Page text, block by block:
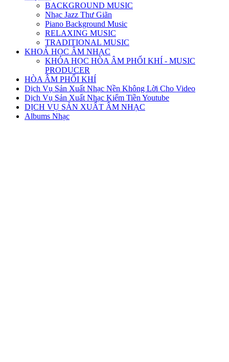
BACKGROUND MUSIC
Nhạc Jazz Thư Giãn
Piano Background Music
RELAXING MUSIC
TRADITIONAL MUSIC
KHOÁ HỌC ÂM NHẠC
KHÓA HỌC HÒA ÂM PHỐI KHÍ - MUSIC
PRODUCER
HÒA ÂM PHỐI KHÍ
Dịch Vụ Sản Xuất Nhạc Nền Không Lời Cho Video
Dịch Vụ Sản Xuất Nhạc Kiếm Tiền Youtube
DỊCH VỤ SẢN XUẤT ÂM NHẠC
Albums Nhạc